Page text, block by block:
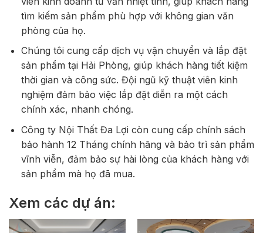
tìm kiếm sản phẩm phù hợp với không gian văn
phòng của họ.
Chúng tôi cung cấp dịch vụ vận chuyển và lắp đặt
sản phẩm tại Hải Phòng, giúp khách hàng tiết kiệm
thời gian và công sức. Đội ngũ kỹ thuật viên kinh
nghiệm đảm bảo việc lắp đặt diễn ra một cách
chính xác, nhanh chóng.
Công ty Nội Thất Đa Lợi còn cung cấp chính sách
bảo hành 12 Tháng chính hãng và bảo trì sản phẩm
vĩnh viễn, đảm bảo sự hài lòng của khách hàng với
sản phẩm mà họ đã mua.
Xem các dự án: